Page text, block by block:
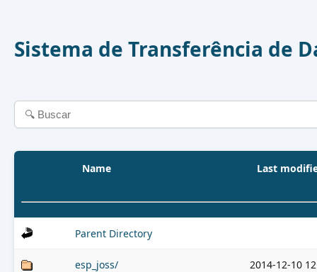
Sistema de Transferência de
Name Last
Parent Directory
esp_joss/ 2014-12-10